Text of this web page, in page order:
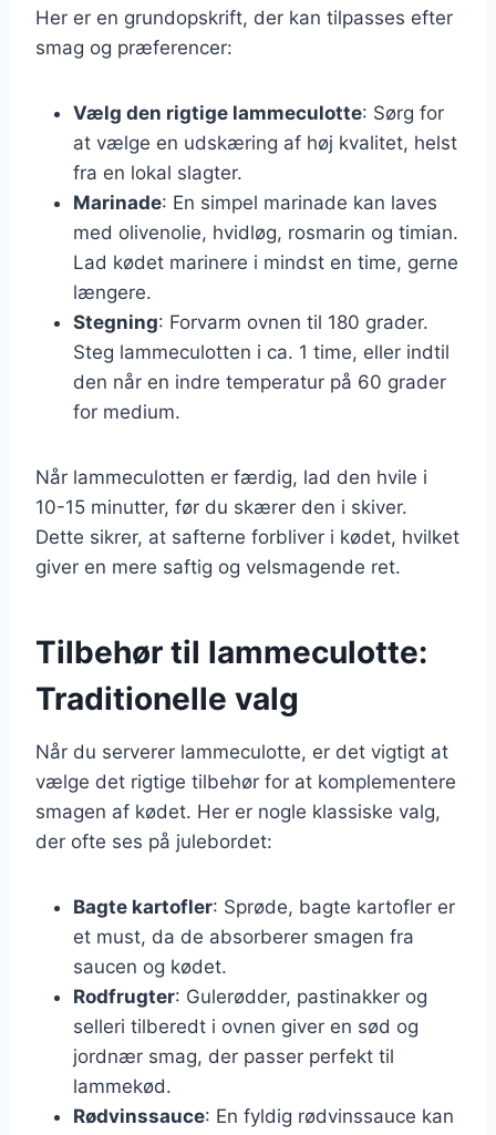
Her er en grundopskrift, der kan tilpasses efter
smag og præferencer:
Vælg den rigtige lammeculotte: Sørg for
at vælge en udskæring af høj kvalitet, helst
fra en lokal slagter.
Marinade: En simpel marinade kan laves
med olivenolie, hvidløg, rosmarin og timian.
Lad kødet marinere i mindst en time, gerne
længere.
Stegning: Forvarm ovnen til 180 grader.
Steg lammeculotten i ca. 1 time, eller indtil
den når en indre temperatur på 60 grader
for medium.
Når lammeculotten er færdig, lad den hvile i
10-15 minutter, før du skærer den i skiver.
Dette sikrer, at safterne forbliver i kødet, hvilket
giver en mere saftig og velsmagende ret.
Tilbehør til lammeculotte:
Traditionelle valg
Når du serverer lammeculotte, er det vigtigt at
vælge det rigtige tilbehør for at komplementere
smagen af kødet. Her er nogle klassiske valg,
der ofte ses på julebordet:
Bagte kartofler: Sprøde, bagte kartofler er
et must, da de absorberer smagen fra
saucen og kødet.
Rodfrugter: Gulerødder, pastinakker og
selleri tilberedt i ovnen giver en sød og
jordnær smag, der passer perfekt til
lammekød.
Rødvinssauce: En fyldig rødvinssauce kan